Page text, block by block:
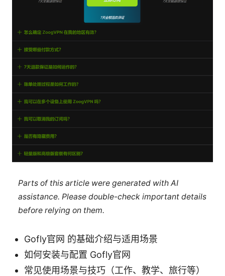
Parts of this article were generated with AI
assistance. Please double-check important details
before relying on them.
Gofly官网 的基础介绍与适用场景
如何安装与配置 Gofly官网
常见使用场景与技巧（工作、教学、旅行等）